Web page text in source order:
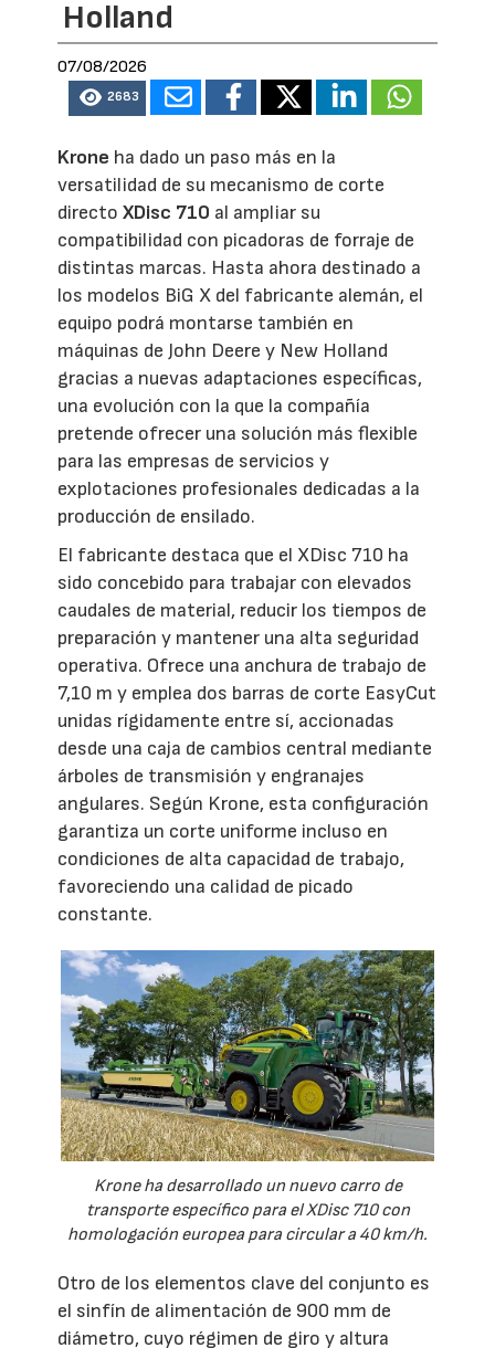
Holland
07/08/2026
2683
Krone ha dado un paso más en la
versatilidad de su mecanismo de corte
directoXDisc 710 al ampliar su
compatibilidad con picadoras de forraje de
distintas marcas. Hasta ahora destinado a
los modelos BiG X del fabricante alemán, el
equipo podrá montarse también en
máquinas de John Deere y New Holland
gracias a nuevas adaptaciones específicas,
una evolución con la que la compañía
pretende ofrecer una solución más flexible
para las empresas de servicios y
explotaciones profesionales dedicadas a la
producción de ensilado.
El fabricante destaca que el XDisc 710 ha
sido concebido para trabajar con elevados
caudales de material, reducir los tiempos de
preparación y mantener una alta seguridad
operativa. Ofrece una anchura de trabajo de
7,10 m y emplea dos barras de corte EasyCut
unidas rígidamente entre sí, accionadas
desde una caja de cambios central mediante
árboles de transmisión y engranajes
angulares. Según Krone, esta configuración
garantiza un corte uniforme incluso en
condiciones de alta capacidad de trabajo,
favoreciendo una calidad de picado
constante.
Krone ha desarrollado un nuevo carro de
transporte específico para el XDisc 710 con
homologación europea para circular a 40 km/h.
Otro de los elementos clave del conjunto es
el sinfín de alimentación de 900 mm de
diámetro, cuyo régimen de giro y altura